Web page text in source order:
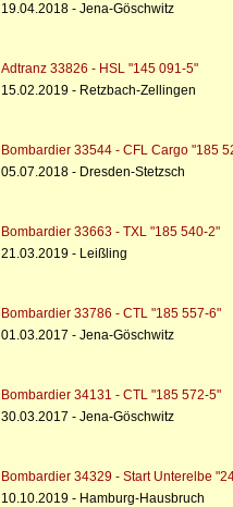
19.04.2018 - Jena-Göschwitz
Adtranz 33826 - HSL "145 091-5"
15.02.2019 - Retzbach-Zellingen
Bombardier 33544 - CFL Cargo "185
05.07.2018 - Dresden-Stetzsch
Bombardier 33663 - TXL "185 540-2"
21.03.2019 - Leißling
Bombardier 33786 - CTL "185 557-6"
01.03.2017 - Jena-Göschwitz
Bombardier 34131 - CTL "185 572-5"
30.03.2017 - Jena-Göschwitz
Bombardier 34329 - Start Unterelbe
10.10.2019 - Hamburg-Hausbruch